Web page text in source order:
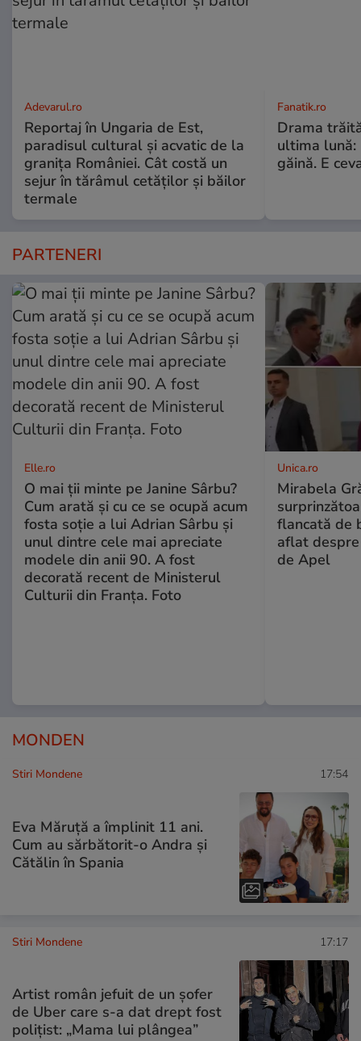
Adevarul.ro
Reportaj în Ungaria de Est,
paradisul cultural și acvatic de la
granița României. Cât costă un
sejur în tărâmul cetăților și băilor
termale
Fanatik.ro
Drama
ultima lună:
găină. E
PARTENERI
Elle.ro
O mai ții minte pe Janine Sârbu?
Cum arată și cu ce se ocupă acum
fosta soție a lui Adrian Sârbu și
unul dintre cele mai apreciate
modele din anii 90. A fost
decorată recent de Ministerul
Culturii din Franța. Foto
Unica.ro
Mirabela
flancată de
aflat
de Apel
MONDEN
Stiri Mondene 17:54
Eva Măruță a împlinit 11 ani.
Cum au sărbătorit-o Andra și
Cătălin în Spania
Stiri Mondene 17:17
Artist român jefuit de un șofer
de Uber care s-a dat drept fost
polițist: „Mama lui plângea”